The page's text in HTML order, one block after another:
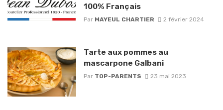
100% Français
Par MAYEUL CHARTIER 2 février 2024
Tarte aux pommes au
mascarpone Galbani
Par TOP-PARENTS 23 mai 2023